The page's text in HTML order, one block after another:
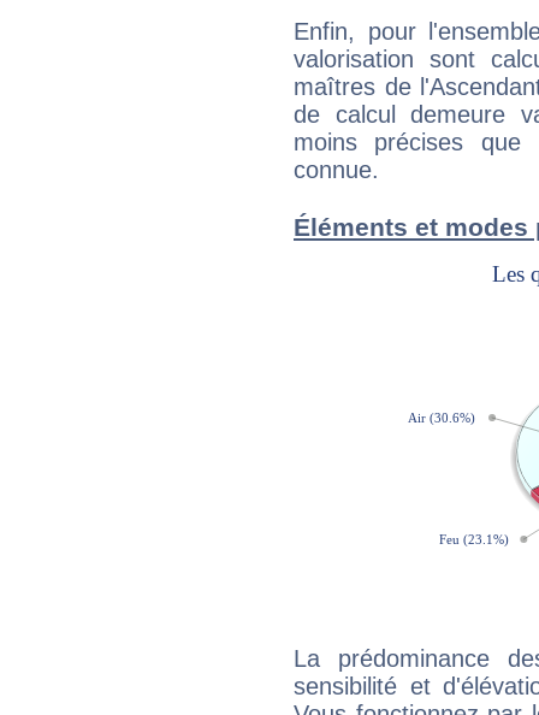
Enfin, pour
valorisation sont
maîtres de
de calcul demeure
moins précises que
connue.
Éléments et modes
La prédominance
sensibilité et